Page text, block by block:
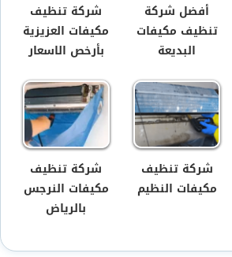
أفضل شركة
تنظيف مكيفات
البديعة
شركة تنظيف
مكيفات العزيزية
بأرخص الاسعار
شركة تنظيف
مكيفات النظيم
شركة تنظيف
مكيفات النرجس
بالرياض